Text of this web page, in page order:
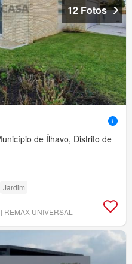
12 Fotos
de Ílhavo, Distrito de
Jardim
UNIVERSAL